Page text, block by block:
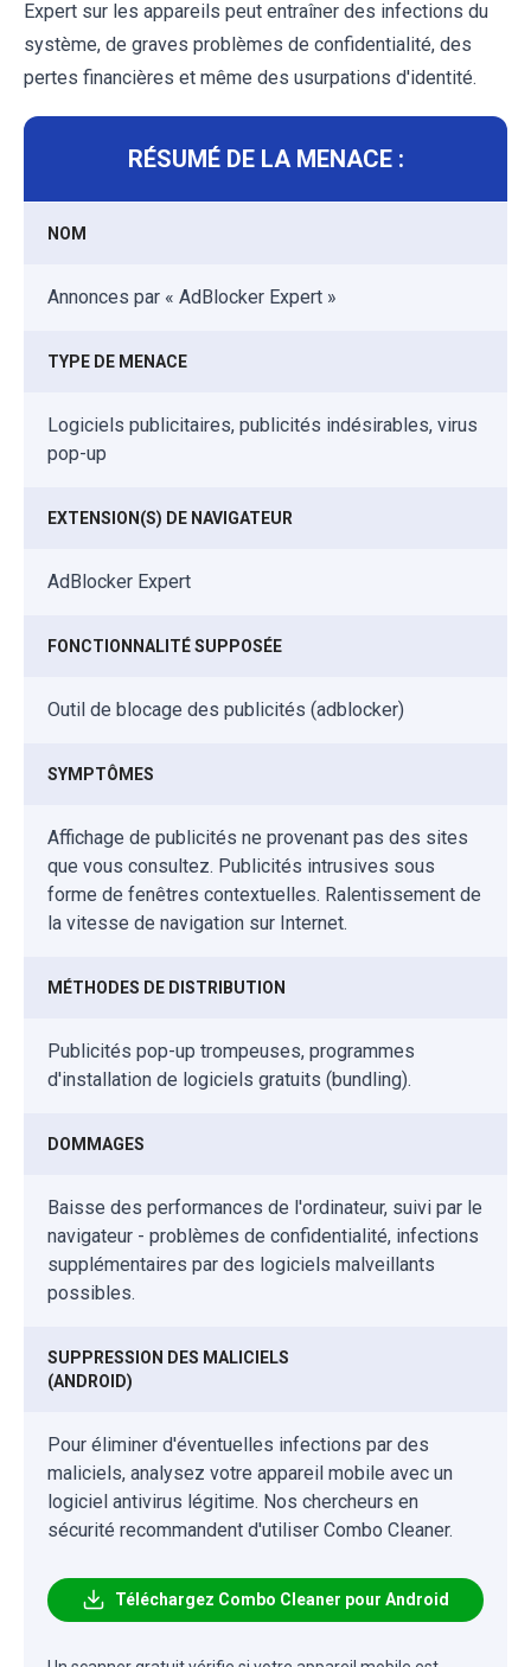
Expert sur les appareils peut entraîner des infections du
système, de graves problèmes de confidentialité, des
pertes financières et même des usurpations d'identité.
RÉSUMÉ DE LA MENACE :
NOM
Annonces par « AdBlocker Expert »
TYPE DE MENACE
Logiciels publicitaires, publicités indésirables, virus
pop-up
EXTENSION(S) DE NAVIGATEUR
AdBlocker Expert
FONCTIONNALITÉ SUPPOSÉE
Outil de blocage des publicités (adblocker)
SYMPTÔMES
Affichage de publicités ne provenant pas des sites
que vous consultez. Publicités intrusives sous
forme de fenêtres contextuelles. Ralentissement de
la vitesse de navigation sur Internet.
MÉTHODES DE DISTRIBUTION
Publicités pop-up trompeuses, programmes
d'installation de logiciels gratuits (bundling).
DOMMAGES
Baisse des performances de l'ordinateur, suivi par le
navigateur - problèmes de confidentialité, infections
supplémentaires par des logiciels malveillants
possibles.
SUPPRESSION DES MALICIELS
(ANDROID)
Pour éliminer d'éventuelles infections par des
maliciels, analysez votre appareil mobile avec un
logiciel antivirus légitime. Nos chercheurs en
sécurité recommandent d'utiliser Combo Cleaner.
Téléchargez Combo Cleaner pour Android